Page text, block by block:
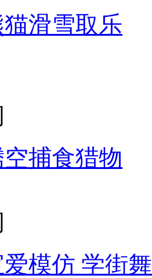
滑雪取乐
捕食猎物
模仿 学街